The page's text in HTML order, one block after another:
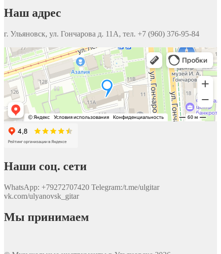
Наш адрес
г. Ульяновск, ул. Гончарова д. 11А, тел. +7 (960) 376-95-84
Наши соц. сети
WhatsApp: +79272707420 Telegram:/t.me/ulgitar
vk.com/ulyanovsk_gitar
Мы принимаем